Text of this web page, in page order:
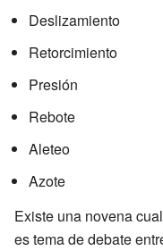
Deslizamiento
Retorcimiento
Presión
Rebote
Aleteo
Azote
Existe una novena
es tema de debate